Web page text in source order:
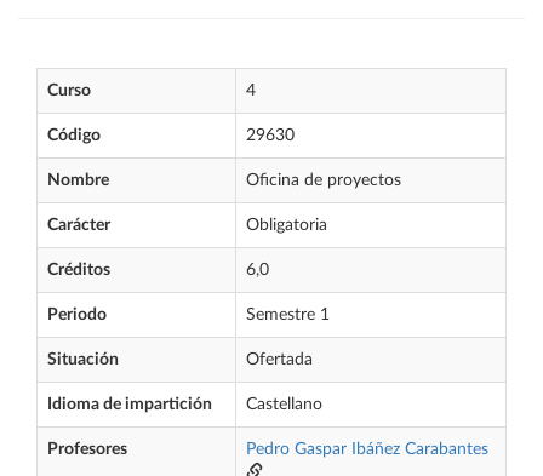
Curso 4
Código 29630
Nombre Oficina de proyectos
Carácter Obligatoria
Créditos 6,0
Periodo Semestre 1
Situación Ofertada
Idioma de impartición Castellano
Profesores Pedro Gaspar Ibáñez Carabantes